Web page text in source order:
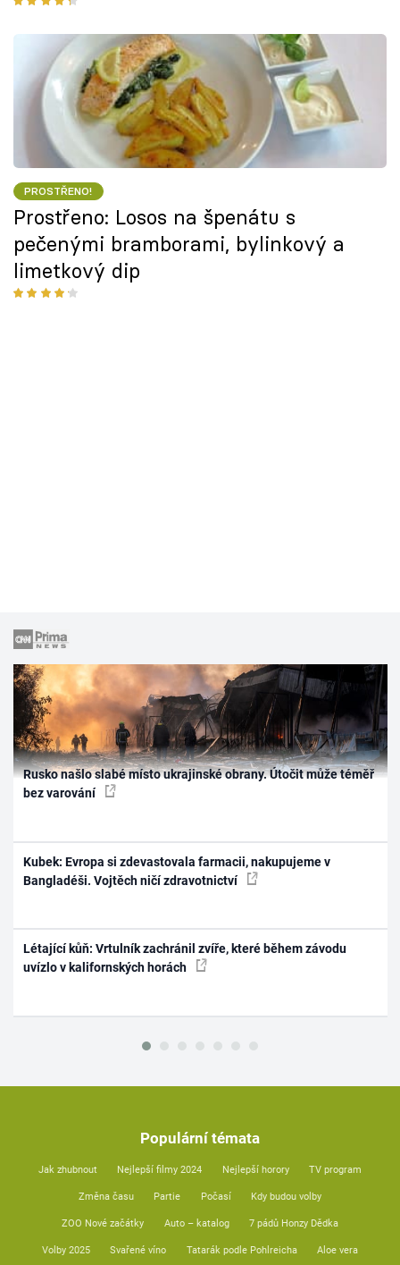
PROSTŘENO!
Prostřeno: Losos na špenátu s
pečenými bramborami, bylinkový a
limetkový dip
Rusko našlo slabé místo ukrajinské obrany. Útočit může téměř
bez varování
Kubek: Evropa si zdevastovala farmacii, nakupujeme v
Bangladéši. Vojtěch ničí zdravotnictví
Létající kůň: Vrtulník zachránil zvíře, které během závodu
uvízlo v kalifornských horách
Populární témata
Jak zhubnout Nejlepší filmy 2024 Nejlepší horory TV program
Změna času Partie Počasí Kdy budou volby
ZOO Nové začátky Auto – katalog 7 pádů Honzy Dědka
Volby 2025 Svařené víno Tatarák podle Pohlreicha Aloe vera